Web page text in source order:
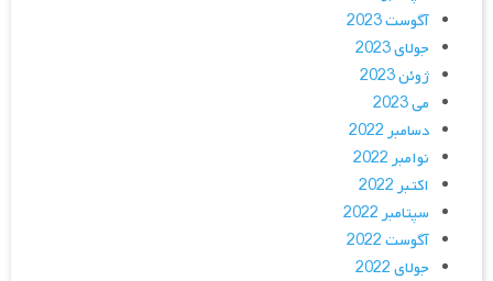
آگوست 2023
جولای 2023
ژوئن 2023
می 2023
دسامبر 2022
نوامبر 2022
اکتبر 2022
سپتامبر 2022
آگوست 2022
جولای 2022